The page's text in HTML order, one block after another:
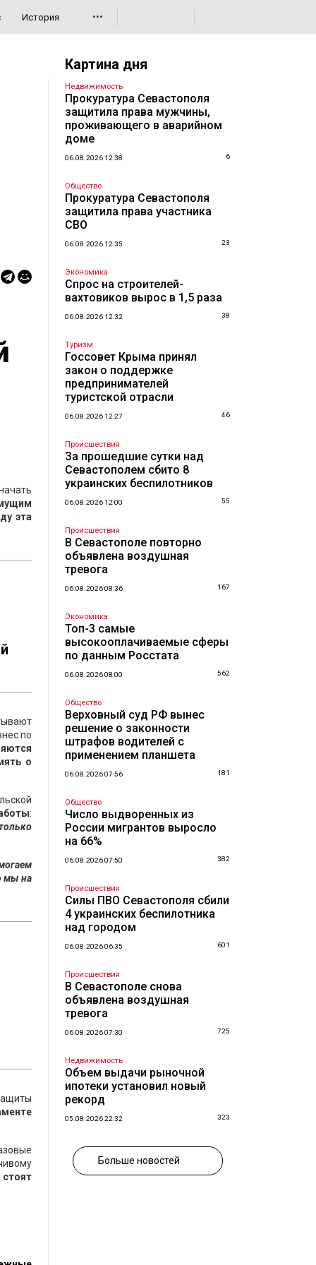
История •••
эта
по
о
:
мы на
Картина дня
Недвижимость
Прокуратура Севастополя
защитила права мужчины,
проживающего в аварийном
доме
06.08.2026 12:38 6
Общество
Прокуратура Севастополя
защитила права участника
СВО
06.08.2026 12:35 23
Экономика
Спрос на строителей-
вахтовиков вырос в 1,5 раза
06.08.2026 12:32 38
Туризм
Госсовет Крыма принял
закон о поддержке
предпринимателей
туристской отрасли
06.08.2026 12:27 46
Происшествия
За прошедшие сутки над
Севастополем сбито 8
украинских беспилотников
06.08.2026 12:00 55
Происшествия
В Севастополе повторно
объявлена воздушная
тревога
06.08.2026 08:36 167
Экономика
Топ-3 самые
высокооплачиваемые сферы
по данным Росстата
06.08.2026 08:00 562
Общество
Верховный суд РФ вынес
решение о законности
штрафов водителей с
применением планшета
06.08.2026 07:56 181
Общество
Число выдворенных из
России мигрантов выросло
на 66%
06.08.2026 07:50 382
Происшествия
Силы ПВО Севастополя сбили
4 украинских беспилотника
над городом
06.08.2026 06:35 601
Происшествия
В Севастополе снова
объявлена воздушная
тревога
06.08.2026 07:30 725
Недвижимость
Объем выдачи рыночной
ипотеки установил новый
рекорд
05.08.2026 22:32 323
Больше новостей